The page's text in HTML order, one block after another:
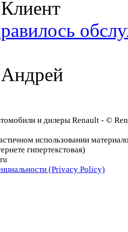
и дилеры Renault - ©
использовании
гипертекстовая)
(Privacy Policy)